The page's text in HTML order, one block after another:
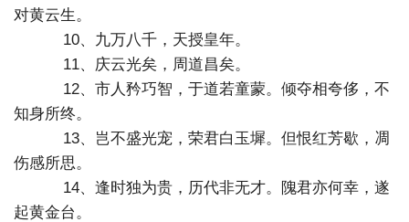
对黄云生。
10、九万八千，天授皇年。
11、庆云光矣，周道昌矣。
12、市人矜巧智，于道若童蒙。倾夺相夸侈，不
知身所终。
13、岂不盛光宠，荣君白玉墀。但恨红芳歇，凋
伤感所思。
14、逢时独为贵，历代非无才。隗君亦何幸，遂
起黄金台。